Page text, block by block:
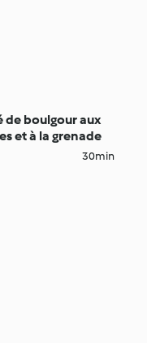
de boulgour aux
et à la grenade
30min